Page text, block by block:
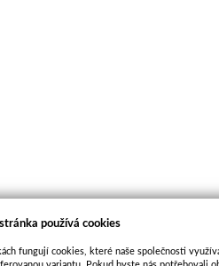
používá cookies
fungují cookies, které naše společnosti